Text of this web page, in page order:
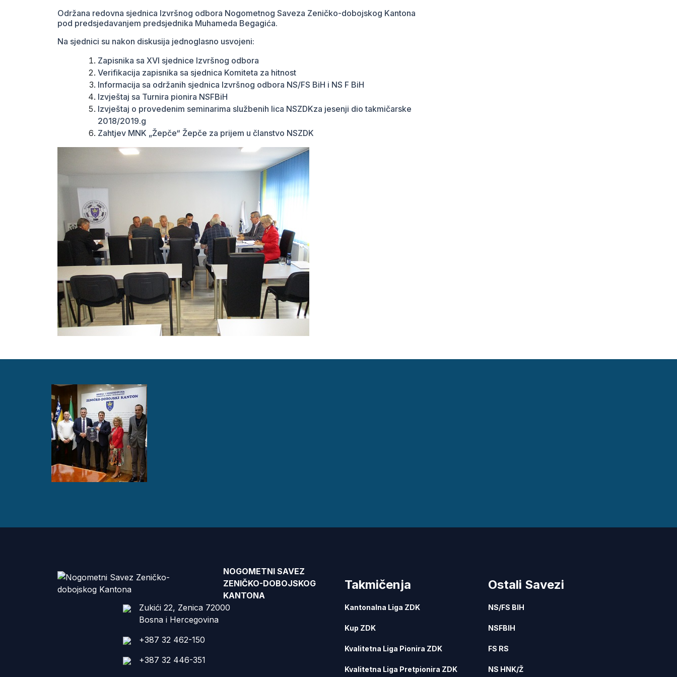
Održana redovna sjednica Izvršnog odbora Nogometnog Saveza Zeničko-dobojskog Kantona
pod predsjedavanjem predsjednika Muhameda Begagića.
Na sjednici su nakon diskusija jednoglasno usvojeni:
Zapisnika sa XVI sjednice Izvršnog odbora
Verifikacija zapisnika sa sjednica Komiteta za hitnost
Informacija sa održanih sjednica Izvršnog odbora NS/FS BiH i NS F BiH
Izvještaj sa Turnira pionira NSFBiH
Izvještaj o provedenim seminarima službenih lica NSZDKza jesenji dio takmičarske
2018/2019.g
Zahtjev MNK „Žepče“ Žepče za prijem u članstvo NSZDK
NOGOMETNI SAVEZ
ZENIČKO-DOBOJSKOG
KANTONA
Zukići 22, Zenica 72000
Bosna i Hercegovina
+387 32 462-150
+387 32 446-351
Takmičenja
Kantonalna Liga ZDK
Kup ZDK
Kvalitetna Liga Pionira ZDK
Kvalitetna Liga Pretpionira ZDK
Ostali Savezi
NS/FS BIH
NSFBIH
FS RS
NS HNK/Ž